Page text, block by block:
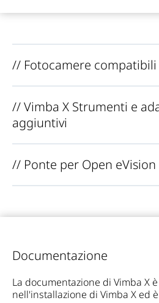
// Fotocamere compatibili
// Vimba X Strumenti e
aggiuntivi
// Ponte per Open eVision
Documentazione
La documentazione di Vimba X
nell'installazione di Vimba X ed